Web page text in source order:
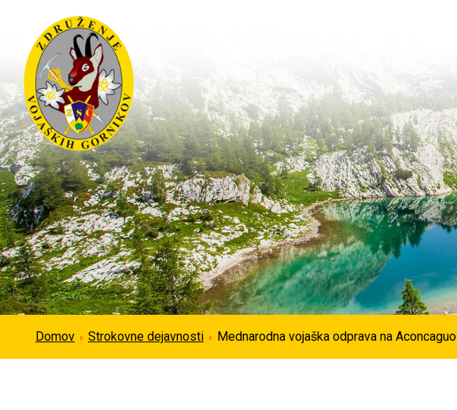
Domov Strokovne dejavnosti Mednarodna vojaška odprava na Aconcaguo